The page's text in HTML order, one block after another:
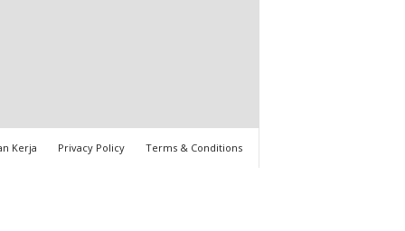
Kerja Privacy Policy Terms & Conditions